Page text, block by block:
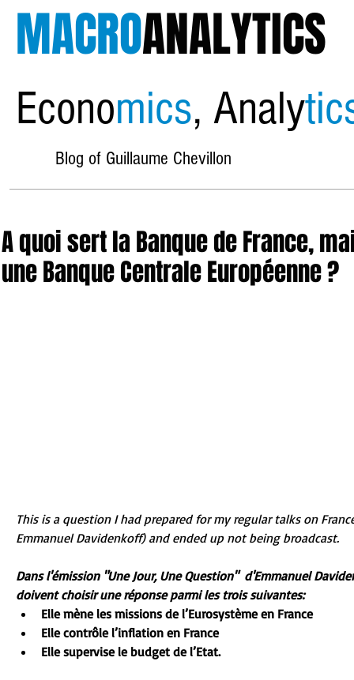
MACROANALYTICS
Economics, Analy
Blog of Guillaume Chevillon
A quoi sert la Banque de France,
une Banque Centrale Européenne ?
This is a question I had prepared for my regular talks on
Emmanuel Davidenkoff) and ended up not being broadcast.
Dans l'émission "Une Jour, Une Question"  d'Emmanuel
doivent choisir une réponse parmi les trois suivantes:
Elle mène les missions de l’Eurosystème en France
Elle contrôle l’inflation en France
Elle supervise le budget de l’Etat.